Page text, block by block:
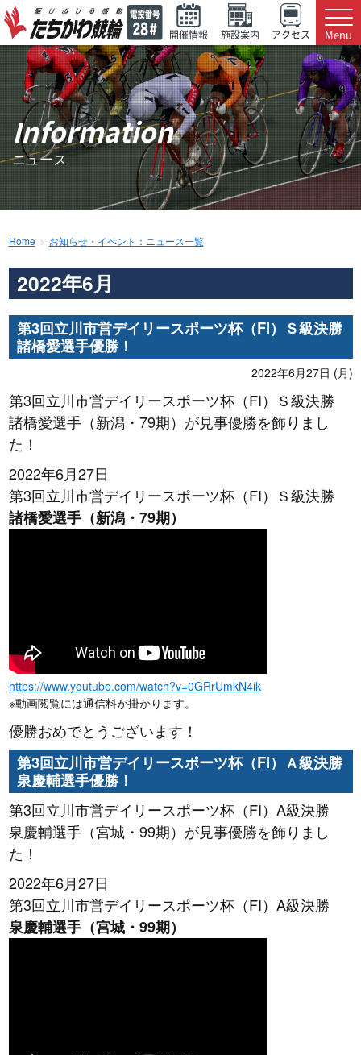
開催情報 施設案内 アクセス Menu
Information
ニュース
Home お知らせ・イベント：ニュース一覧
2022年6月
第3回立川市営デイリースポーツ杯（FI）Ｓ級決勝
諸橋愛選手優勝！
2022年6月27日 (月)
第3回立川市営デイリースポーツ杯（FI）Ｓ級決勝
諸橋愛選手（新潟・79期）が見事優勝を飾りまし
た！
2022年6月27日
第3回立川市営デイリースポーツ杯（FI）Ｓ級決勝
諸橋愛選手（新潟・79期）
https://www.youtube.com/watch?v=0GRrUmkN4ik
※動画閲覧には通信料が掛かります。
優勝おめでとうございます！
第3回立川市営デイリースポーツ杯（FI）Ａ級決勝
泉慶輔選手優勝！
第3回立川市営デイリースポーツ杯（FI）A級決勝
泉慶輔選手（宮城・99期）が見事優勝を飾りまし
た！
2022年6月27日
第3回立川市営デイリースポーツ杯（FI）A級決勝
泉慶輔選手（宮城・99期）